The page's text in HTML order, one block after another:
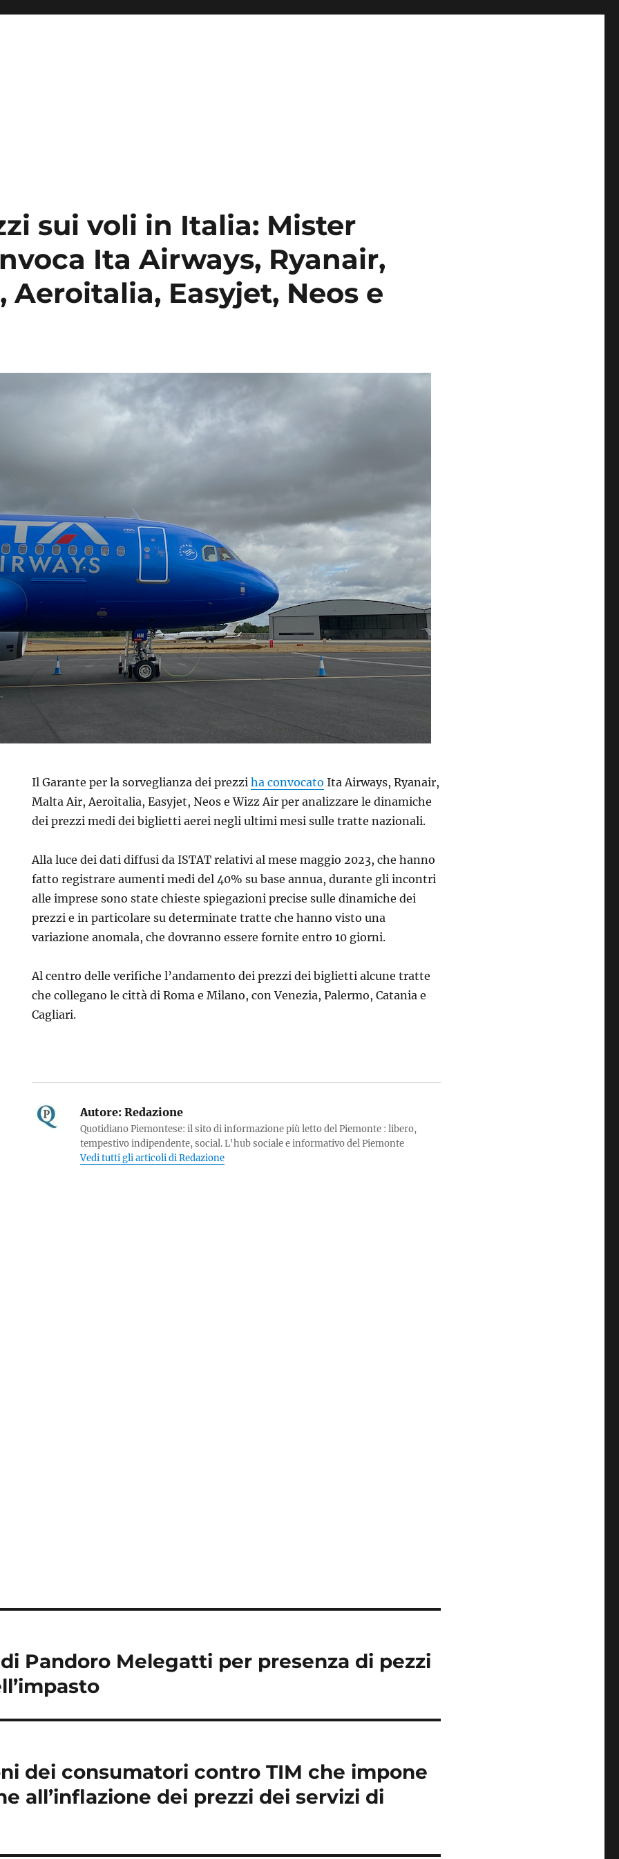
sui voli in Italia: Mister
Ita Airways, Ryanair,
Aeroitalia, Easyjet, Neos e
Il Garante per la sorveglianza dei prezziha convocato Ita Airways, Ryanair,
Malta Air, Aeroitalia, Easyjet, Neos e Wizz Air per analizzare le dinamiche
dei prezzi medi dei biglietti aerei negli ultimi mesi sulle tratte nazionali.
Alla luce dei dati diffusi da ISTAT relativi al mese maggio 2023, che hanno
fatto registrare aumenti medi del 40% su base annua, durante gli incontri
alle imprese sono state chieste spiegazioni precise sulle dinamiche dei
prezzi e in particolare su determinate tratte che hanno visto una
variazione anomala, che dovranno essere fornite entro 10 giorni.
Al centro delle verifiche l’andamento dei prezzi dei biglietti alcune tratte
che collegano le città di Roma e Milano, con Venezia, Palermo, Catania e
Cagliari.
Autore: Redazione
Quotidiano Piemontese: il sito di informazione più letto del Piemonte : libero,
tempestivo indipendente, social. L'hub sociale e informativo del Piemonte
Vedi tutti gli articoli di Redazione
Pandoro Melegatti per presenza di pezzi
dei consumatori contro TIM che impone
all’inflazione dei prezzi dei servizi di